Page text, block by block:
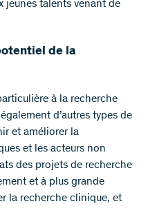
jeunes talents venant de
de la
à la recherche
d’autres types de
et améliorer la
et les acteurs non
des projets de recherche
et à plus grande
la recherche clinique, et